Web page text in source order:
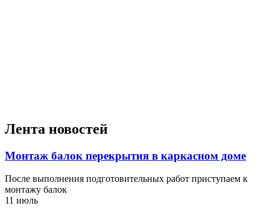
Лента новостей
Монтаж балок перекрытия в каркасном доме
После выполнения подготовительных работ приступаем к
монтажу балок
11 июль